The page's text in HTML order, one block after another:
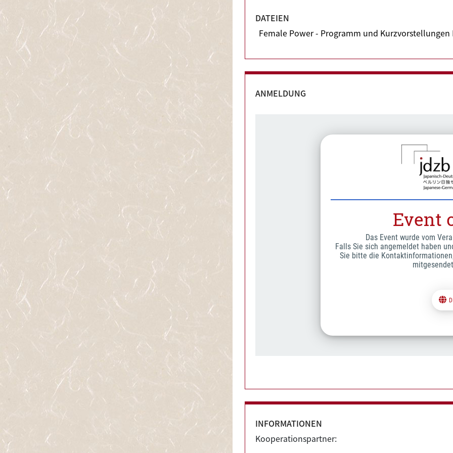
02.03.2026 17:00 - 20:30
ORT
DATEIEN
Female Power - Programm und Kurzvorstellungen
ANMELDUNG
INFORMATIONEN
Kooperationspartner: